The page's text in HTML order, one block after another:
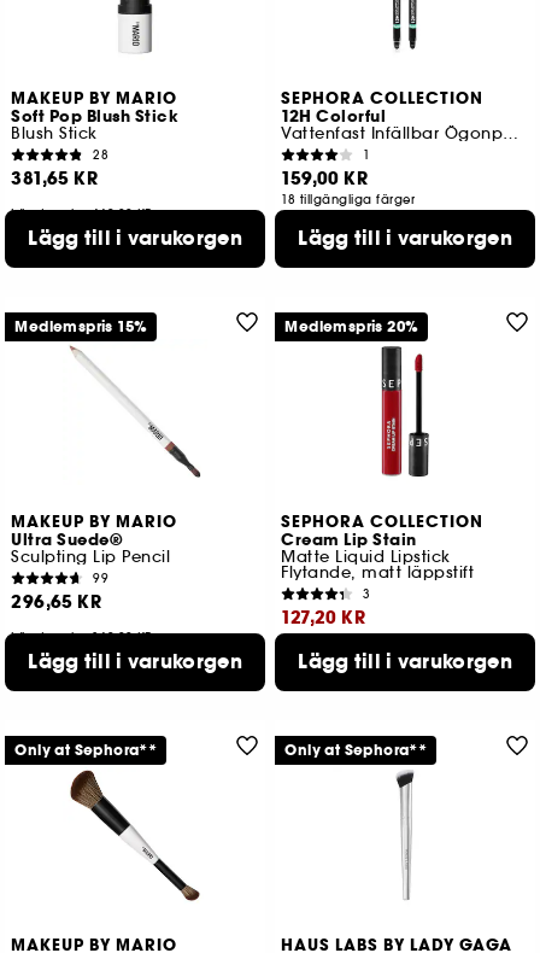
MAKEUP BY MARIO
Soft Pop Blush Stick
Blush Stick
28
381,65 KR
Lägsta pris : 449,00 KR
9 tillgängliga färger
Lägg till i varukorgen
SEPHORA COLLECTION
12H Colorful
Vattenfast Infällbar Ögonpenna
1
159,00 KR
18 tillgängliga färger
Lägg till i varukorgen
MAKEUP BY MARIO
Ultra Suede®
Sculpting Lip Pencil
99
296,65 KR
Lägsta pris : 349,00 KR
19 tillgängliga färger
Lägg till i varukorgen
Medlemspris 15%
SEPHORA COLLECTION
Cream Lip Stain
Matte Liquid Lipstick
Flytande, matt läppstift
3
127,20 KR
Lägsta pris : 159,00 KR
40 tillgängliga färger
Lägg till i varukorgen
Medlemspris 20%
MAKEUP BY MARIO
Only at Sephora**
HAUS LABS BY LADY GAGA
Only at Sephora**